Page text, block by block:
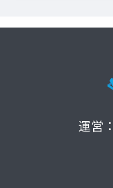
運営